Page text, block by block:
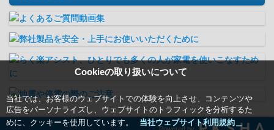
Cookieの取り扱いについて
当社では、お客様のウェブサイトでの体験を向上させ、コンテンツや
広告をパーソナライズし、ウェブサイトのトラフィックを分析するた
めに、クッキーを使用しています。
当社ウェブサイト利用規約＿